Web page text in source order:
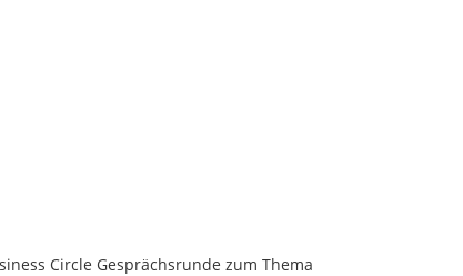
Circle Gesprächsrunde zum Thema